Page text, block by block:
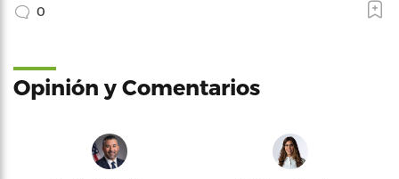
0
Opinión y Comentarios